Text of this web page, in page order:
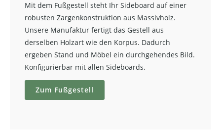
Mit dem Fußgestell steht Ihr Sideboard auf einer
robusten Zargenkonstruktion aus Massivholz.
Unsere Manufaktur fertigt das Gestell aus
derselben Holzart wie den Korpus. Dadurch
ergeben Stand und Möbel ein durchgehendes Bild.
Konfigurierbar mit allen Sideboards.
Zum Fußgestell